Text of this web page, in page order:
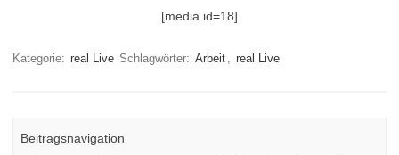
[media id=18]
Kategorie: real Live Schlagwörter: Arbeit , real Live
Beitragsnavigation